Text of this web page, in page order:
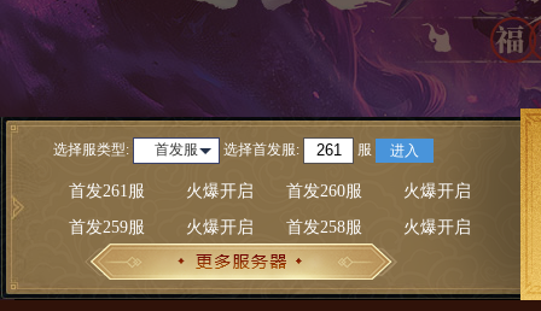
选择服类型: 首发服 选择首发服: 服 进入
首发261服 火爆开启 首发260服
火爆开启
首发259服
火爆开启 首发258服 火爆开启